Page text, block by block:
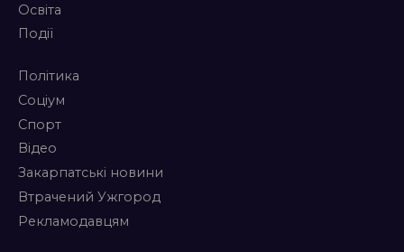
Освіта
Події
Політика
Соціум
Спорт
Відео
Закарпатські новини
Втрачений Ужгород
Рекламодавцям